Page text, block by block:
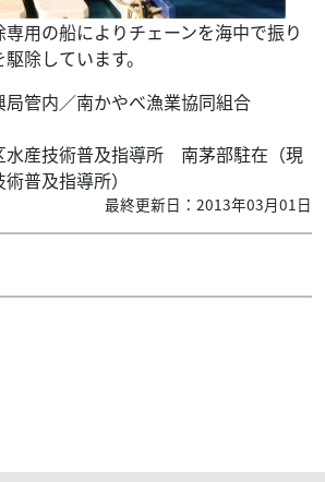
用の船によりチェーンを海中で振り
除しています。
管内／南かやべ漁業協同組合
水産技術普及指導所 南茅部駐在（現
普及指導所）
最終更新日：2013年03月01日